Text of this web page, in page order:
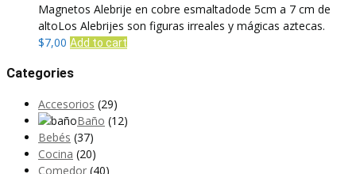
Magnetos Alebrije en cobre esmaltadode 5cm a 7 cm de
altoLos Alebrijes son figuras irreales y mágicas aztecas.
$7,00 Add to cart
Categories
Accesorios (29)
Baño (12)
Bebés (37)
Cocina (20)
Comedor (40)